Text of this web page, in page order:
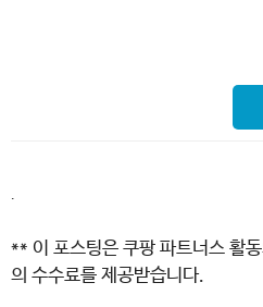
.
** 이 포스팅은 쿠팡 파트너스 활
의 수수료를 제공받습니다.